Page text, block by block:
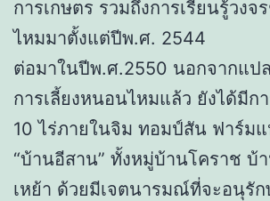
การเกษตร รวมถึงการเรียนรู้วง
ไหมมาตั้งแต่ปีพ.ศ. 2544
ต่อมาในปีพ.ศ.2550 นอกจากแป
การเลี้ยงหนอนไหมแล้ว ยังได้มีก
10 ไร่ภายในจิม ทอมป์สัน ฟาร์ม
“บ้านอีสาน” ทั้งหมู่บ้านโคราช บ้
เหย้า ด้วยมีเจตนารมณ์ที่จะอนุรั